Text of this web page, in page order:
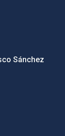
Sánchez